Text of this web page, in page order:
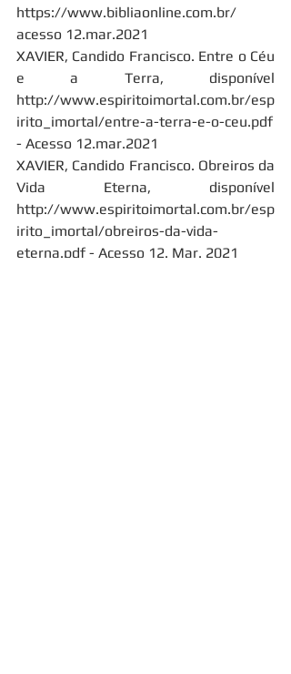
https://www.bibliaonline.com.br/
acesso 12.mar.2021
XAVIER, Candido Francisco. Entre o Céu
e a Terra, disponível
http://www.espiritoimortal.com.br/esp
irito_imortal/entre-a-terra-e-o-ceu.pdf
- Acesso 12.mar.2021
XAVIER, Candido Francisco. Obreiros da
Vida Eterna, disponível
http://www.espiritoimortal.com.br/esp
irito_imortal/obreiros-da-vida-
eterna.pdf - Acesso 12. Mar. 2021